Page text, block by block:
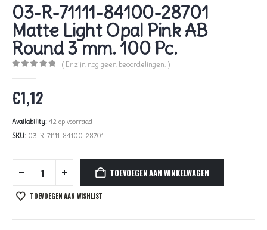
03-R-71111-84100-28701
Matte Light Opal Pink AB
Round 3 mm. 100 Pc.
( Er zijn nog geen beoordelingen. )
€1,12
Availability: 42 op voorraad
SKU: 03-R-71111-84100-28701
TOEVOEGEN AAN WINKELWAGEN
TOEVOEGEN AAN WISHLIST